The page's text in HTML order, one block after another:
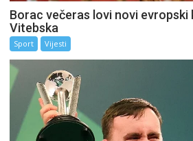
Borac večeras lovi novi
Vitebska
Sport Vijesti